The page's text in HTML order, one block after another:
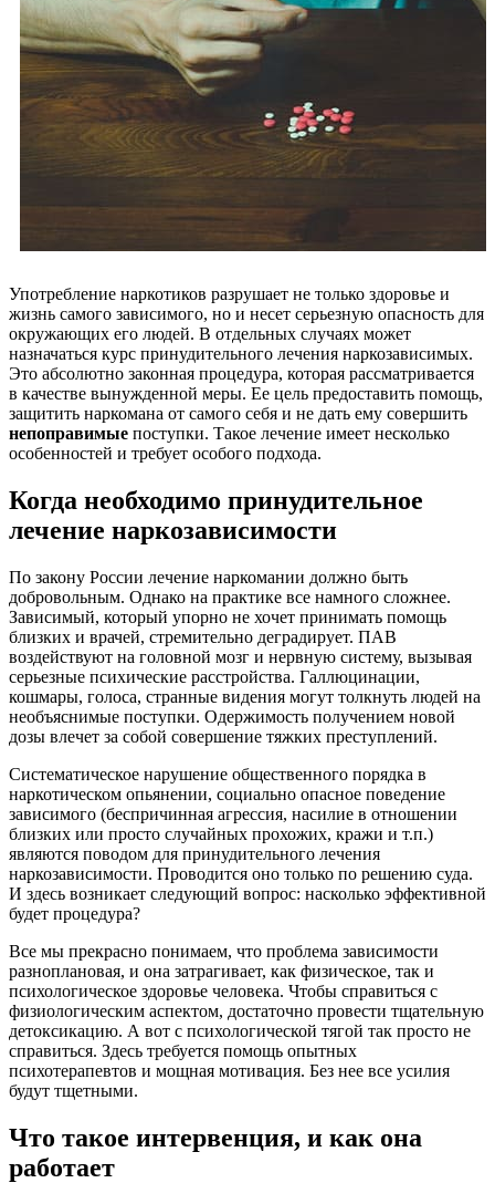
Употребление наркотиков разрушает не только здоровье и
жизнь самого зависимого, но и несет серьезную опасность для
окружающих его людей. В отдельных случаях может
назначаться курс принудительного лечения наркозависимых.
Это абсолютно законная процедура, которая рассматривается
в качестве вынужденной меры. Ее цель предоставить помощь,
защитить наркомана от самого себя и не дать ему совершить
непоправимые поступки. Такое лечение имеет несколько
особенностей и требует особого подхода.
Когда необходимо принудительное
лечение наркозависимости
По закону России лечение наркомании должно быть
добровольным. Однако на практике все намного сложнее.
Зависимый, который упорно не хочет принимать помощь
близких и врачей, стремительно деградирует. ПАВ
воздействуют на головной мозг и нервную систему, вызывая
серьезные психические расстройства. Галлюцинации,
кошмары, голоса, странные видения могут толкнуть людей на
необъяснимые поступки. Одержимость получением новой
дозы влечет за собой совершение тяжких преступлений.
Систематическое нарушение общественного порядка в
наркотическом опьянении, социально опасное поведение
зависимого (беспричинная агрессия, насилие в отношении
близких или просто случайных прохожих, кражи и т.п.)
являются поводом для принудительного лечения
наркозависимости. Проводится оно только по решению суда.
И здесь возникает следующий вопрос: насколько эффективной
будет процедура?
Все мы прекрасно понимаем, что проблема зависимости
разноплановая, и она затрагивает, как физическое, так и
психологическое здоровье человека. Чтобы справиться с
физиологическим аспектом, достаточно провести тщательную
детоксикацию. А вот с психологической тягой так просто не
справиться. Здесь требуется помощь опытных
психотерапевтов и мощная мотивация. Без нее все усилия
будут тщетными.
Что такое интервенция, и как она
работает